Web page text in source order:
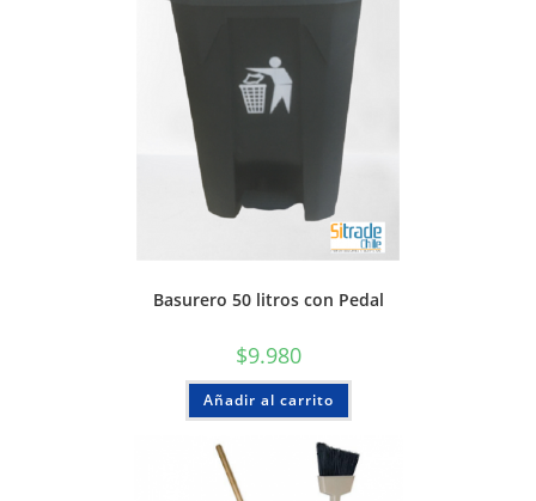
Basurero 50 litros con Pedal
$9.980
Añadir al carrito